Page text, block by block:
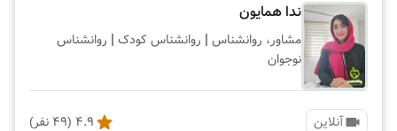
ندا همایون
مشاور، روانشناس | روانشناس کودک | روانشناس
نوجوان
آنلاین 4.9
(
49 نفر)